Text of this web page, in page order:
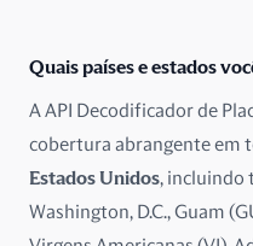
Estados Unidos
Estônia
Quais países e estados
A API Decodificador de
cobertura abrangente em
Estados Unidos, incluindo
Washington, D.C., Guam